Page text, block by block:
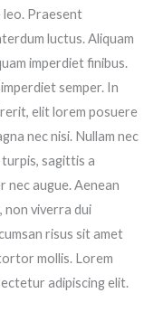
leo. Praesent
luctus. Aliquam
imperdiet finibus.
semper. In
elit lorem posuere
nec nisi. Nullam nec
sagittis a
nec augue. Aenean
non viverra dui
risus sit amet
mollis. Lorem
adipiscing elit.